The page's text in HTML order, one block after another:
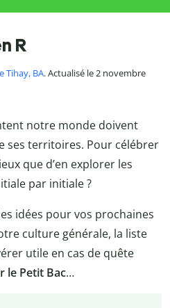
R
Tihay, BA. Actualisé le 2 novembre
notre monde doivent
ses territoires. Pour célébrer
que d’en explorer les
par initiale ?
idées pour vos prochaines
culture générale, la liste
utile en cas de quête
le Petit Bac…